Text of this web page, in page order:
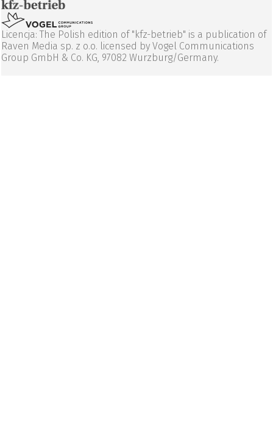
Licencja: The Polish edition of "kfz-betrieb" is a publication of
Raven Media sp. z o.o. licensed by Vogel Communications
Group GmbH & Co. KG, 97082 Wurzburg/Germany.